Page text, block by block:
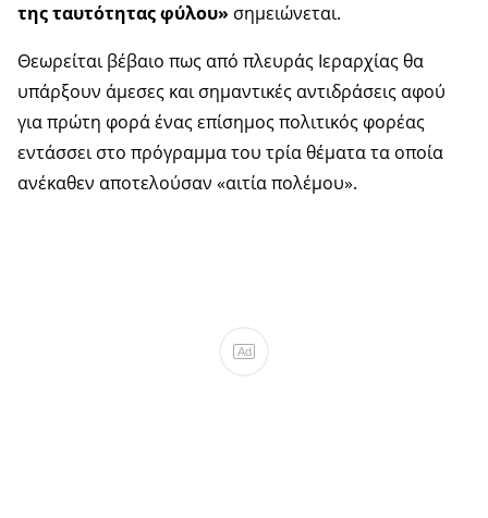
της ταυτότητας φύλου» σημειώνεται.
Θεωρείται βέβαιο πως από πλευράς Ιεραρχίας θα
υπάρξουν άμεσες και σημαντικές αντιδράσεις αφού
για πρώτη φορά ένας επίσημος πολιτικός φορέας
εντάσσει στο πρόγραμμα του τρία θέματα τα οποία
ανέκαθεν αποτελούσαν «αιτία πολέμου».
Ad